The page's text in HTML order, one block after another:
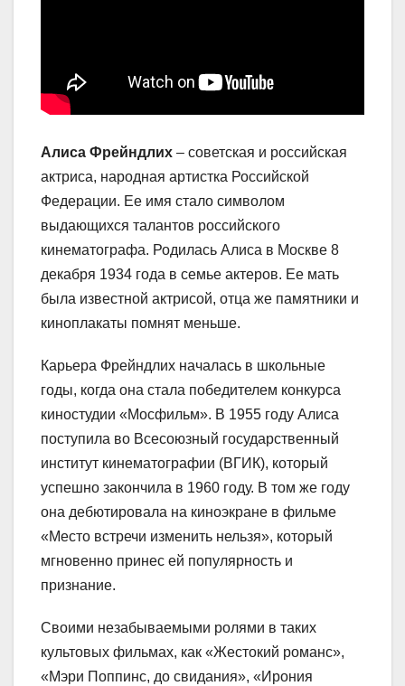
Алиса Фрейндлих – советская и российская
актриса, народная артистка Российской
Федерации. Ее имя стало символом
выдающихся талантов российского
кинематографа. Родилась Алиса в Москве 8
декабря 1934 года в семье актеров. Ее мать
была известной актрисой, отца же памятники и
киноплакаты помнят меньше.
Карьера Фрейндлих началась в школьные
годы, когда она стала победителем конкурса
киностудии «Мосфильм». В 1955 году Алиса
поступила во Всесоюзный государственный
институт кинематографии (ВГИК), который
успешно закончила в 1960 году. В том же году
она дебютировала на киноэкране в фильме
«Место встречи изменить нельзя», который
мгновенно принес ей популярность и
признание.
Своими незабываемыми ролями в таких
культовых фильмах, как «Жестокий романс»,
«Мэри Поппинс, до свидания», «Ирония